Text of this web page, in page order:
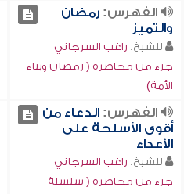
الفهرس:رمضان
والتميز
للشيخ: راغب السرجاني
جزء من محاضرة ( رمضان وبناء
الأمة)
الفهرس:الدعاء من
أقوى الأسلحة على
الأعداء
للشيخ: راغب السرجاني
جزء من محاضرة ( سلسلة